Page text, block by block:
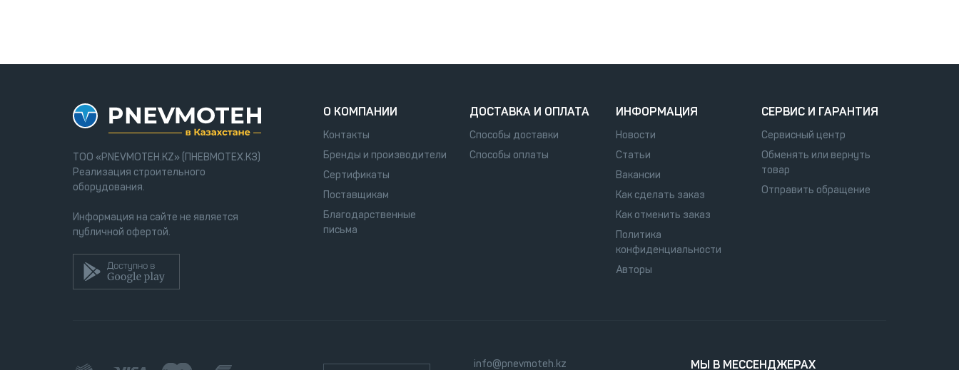
ТОО «PNEVMOTEH.KZ» (ПНЕВМОТЕХ.КЗ)
Реализация строительного
оборудования.
Информация на сайте не является
публичной офертой.
О КОМПАНИИ
Контакты
Бренды и производители
Сертификаты
Поставщикам
Благодарственные
письма
ДОСТАВКА И ОПЛАТА
Способы доставки
Способы оплаты
ИНФОРМАЦИЯ
Новости
Статьи
Вакансии
Как сделать заказ
Как отменить заказ
Политика
конфиденциальности
Авторы
СЕРВИС И ГАРАНТИЯ
Сервисный центр
Обменять или вернуть
товар
Отправить обращение
info@pnevmoteh.kz МЫ В МЕССЕНДЖЕРАХ